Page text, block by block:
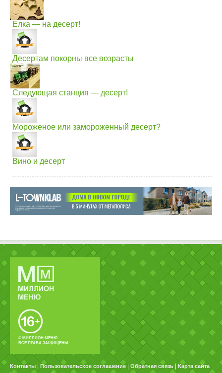
Елка — на десерт!
Десертам покорны все возрасты
Следующая станция — десерт!
Мороженое или замороженный десерт?
Вино и десерт
© МИЛЛИОН МЕНЮ.
ВСЕ ПРАВА ЗАЩИЩЕНЫ.
Контакты Пользовательское соглашение Обратная связь Карта сайта